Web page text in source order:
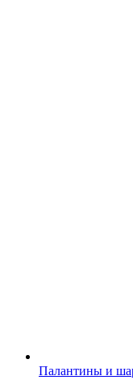
Палантины и